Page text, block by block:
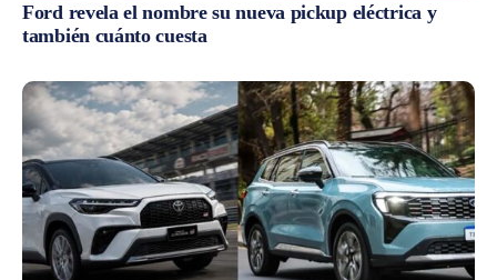
Ford revela el nombre su nueva pickup eléctrica y
también cuánto cuesta